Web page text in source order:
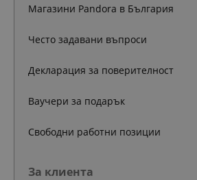
Магазини Pandora в България
Често задавани въпроси
Декларация за поверителност
Ваучери за подарък
Свободни работни позиции
За клиента